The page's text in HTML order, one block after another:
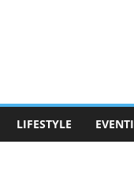
LIFESTYLE EVENTI